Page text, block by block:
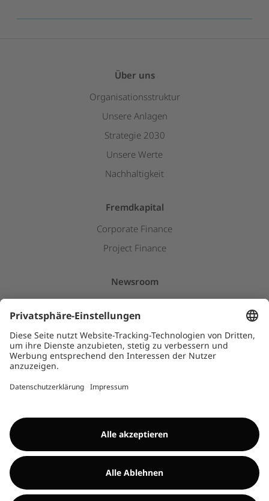
Über uns
Organisationsstruktur
Unsere Anlagen
Strategie 2030
Unsere Werte
Nachhaltigkeit
Fremdkapital
Corporate Finance
Project Finance
Newsroom
Downloads
Kids
©Encavis 2017/2025